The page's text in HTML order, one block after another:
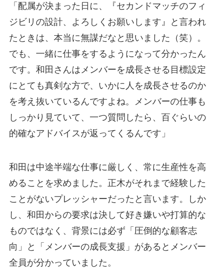
「配属が決まった日に、『セカンドマッチのフィ
ジビリの設計、よろしくお願いします』と言われ
たときは、本当に無謀だなと思いました（笑）。
でも、一緒に仕事をするようになって分かったん
です。和田さんはメンバーを成長させる目標設定
にとても真剣な方で、いかに人を成長させるのか
を考え抜いているんですよね。メンバーの仕事も
しっかり見ていて、一つ質問したら、百ぐらいの
的確なアドバイスが返ってくるんです」
和田は中途半端な仕事に厳しく、常に生産性を高
めることを求めました。正木がそれまで経験した
ことがないプレッシャーだったと言います。しか
し、和田からの要求は決して好き嫌いや打算的な
ものではなく、背景には必ず「圧倒的な顧客志
向」と「メンバーの成長支援」があるとメンバー
全員が分かっていました。